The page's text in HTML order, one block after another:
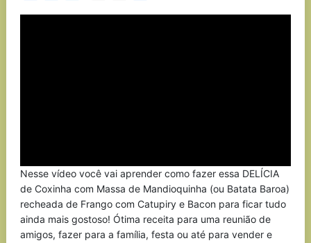
Nesse vídeo você vai aprender como fazer essa DELÍCIA
de Coxinha com Massa de Mandioquinha (ou Batata Baroa)
recheada de Frango com Catupiry e Bacon para ficar tudo
ainda mais gostoso! Ótima receita para uma reunião de
amigos, fazer para a família, festa ou até para vender e